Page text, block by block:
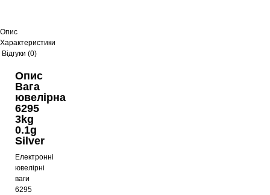
Опис
Характеристики
Відгуки (0)
Опис
Вага
ювелірна
6295
3kg
0.1g
Silver
Електронні
ювелірні
ваги
6295